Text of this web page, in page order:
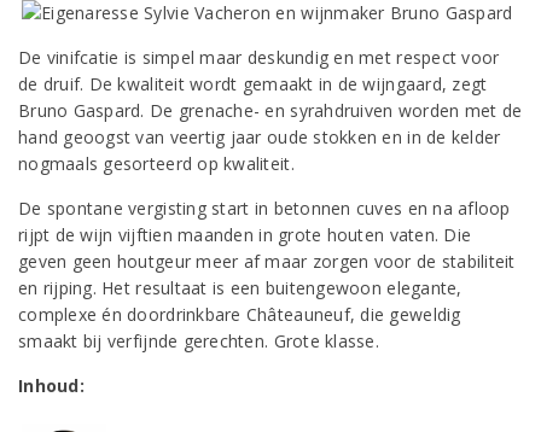
De vinifcatie is simpel maar deskundig en met respect voor
de druif. De kwaliteit wordt gemaakt in de wijngaard, zegt
Bruno Gaspard. De grenache- en syrahdruiven worden met de
hand geoogst van veertig jaar oude stokken en in de kelder
nogmaals gesorteerd op kwaliteit.
De spontane vergisting start in betonnen cuves en na afloop
rijpt de wijn vijftien maanden in grote houten vaten. Die
geven geen houtgeur meer af maar zorgen voor de stabiliteit
en rijping. Het resultaat is een buitengewoon elegante,
complexe én doordrinkbare Châteauneuf, die geweldig
smaakt bij verfijnde gerechten. Grote klasse.
Inhoud: